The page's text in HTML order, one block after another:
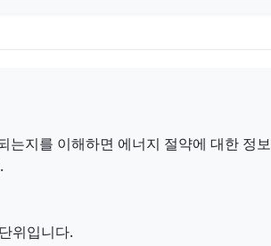
는지를 이해하면 에너지 절약에 대한 정보
위입니다.